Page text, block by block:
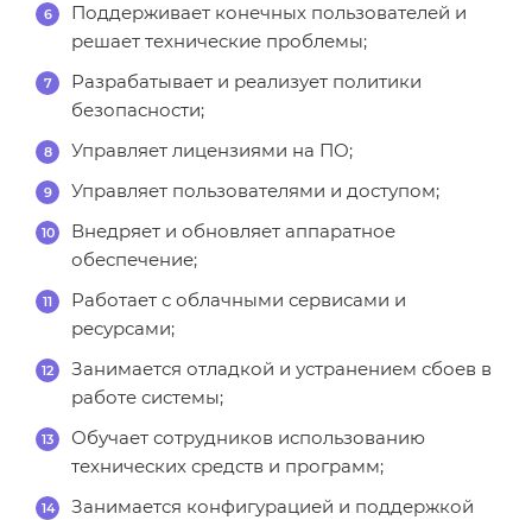
Поддерживает конечных пользователей и
решает технические проблемы;
Разрабатывает и реализует политики
безопасности;
Управляет лицензиями на ПО;
Управляет пользователями и доступом;
Внедряет и обновляет аппаратное
обеспечение;
Работает с облачными сервисами и
ресурсами;
Занимается отладкой и устранением сбоев в
работе системы;
Обучает сотрудников использованию
технических средств и программ;
Занимается конфигурацией и поддержкой